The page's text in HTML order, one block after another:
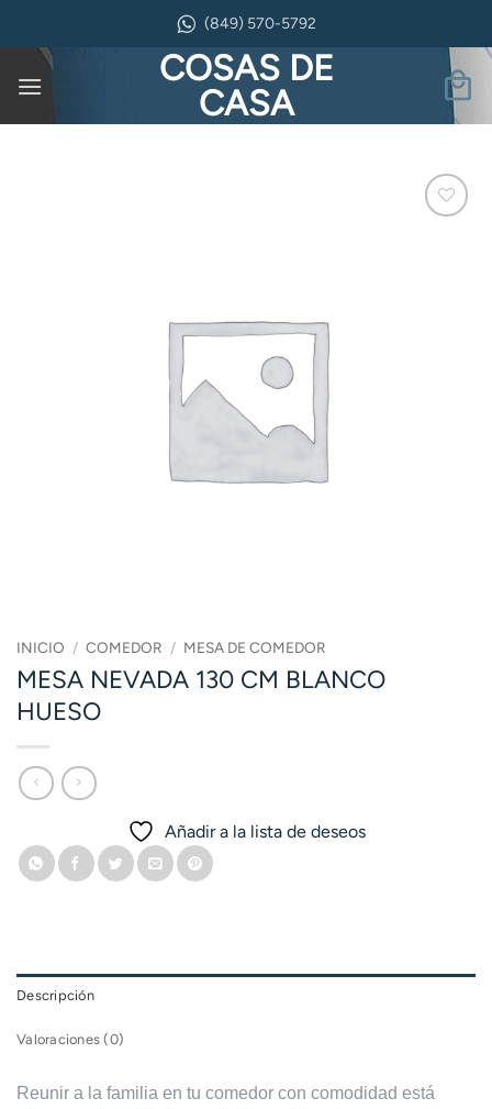
contenido
(849) 570-5792
COSAS DE
CASA
INICIO / COMEDOR / MESA DE COMEDOR
MESA NEVADA 130 CM BLANCO
HUESO
Añadir a la lista de deseos
Descripción
Valoraciones (0)
Reunir a la familia en tu comedor con comodidad está